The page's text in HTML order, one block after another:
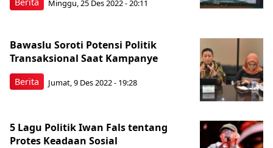
Minggu, 25 Des 2022 - 20:11
Berita
Bawaslu Soroti Potensi Politik
Transaksional Saat Kampanye
Jumat, 9 Des 2022 - 19:28
5 Lagu Politik Iwan Fals tentang
Protes Keadaan Sosial